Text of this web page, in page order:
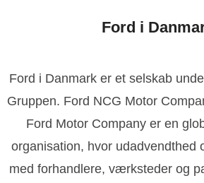
Ford i
Ford i Danmark er et selskab
Gruppen. Ford NCG Motor
Ford Motor Company er en
organisation, hvor udadvendthed
med forhandlere, værksteder og